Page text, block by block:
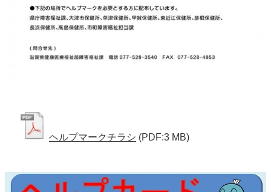
ヘルプマークチラシ (PDF:3 MB)